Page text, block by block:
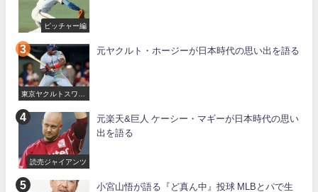
ピッチャー編
東京ヤクルトスワロ
元ヤクルト・ホージーが日本時代の思い出を語る
読売ジャイアンツ
元楽天&巨人 ケーシー・マギーが日本時代の思い
出を語る
小宮山悟が語る『ど真ん中』投球 MLBとパで生